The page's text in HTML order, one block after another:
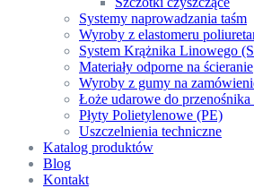
Systemy naprowadzania taśm
Wyroby z elastomeru
System Krążnika Linowego
Materiały odporne na ścieranie
Wyroby z gumy na
Łoże udarowe do przenośnika
Płyty Polietylenowe (PE)
Uszczelnienia techniczne
Katalog produktów
Blog
Kontakt